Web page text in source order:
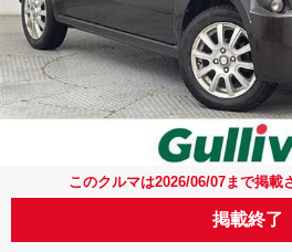
このクルマは2026/06/07まで掲載
掲載終了